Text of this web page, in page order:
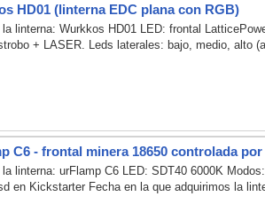
HD01 (linterna EDC plana con RGB)
linterna: Wurkkos HD01 LED: frontal
+ LASER. Leds laterales: bajo, medio, alto
C6 - frontal minera 18650 controlada
linterna: urFlamp C6 LED: SDT40 6000K
en Kickstarter Fecha en la que adquirimos la